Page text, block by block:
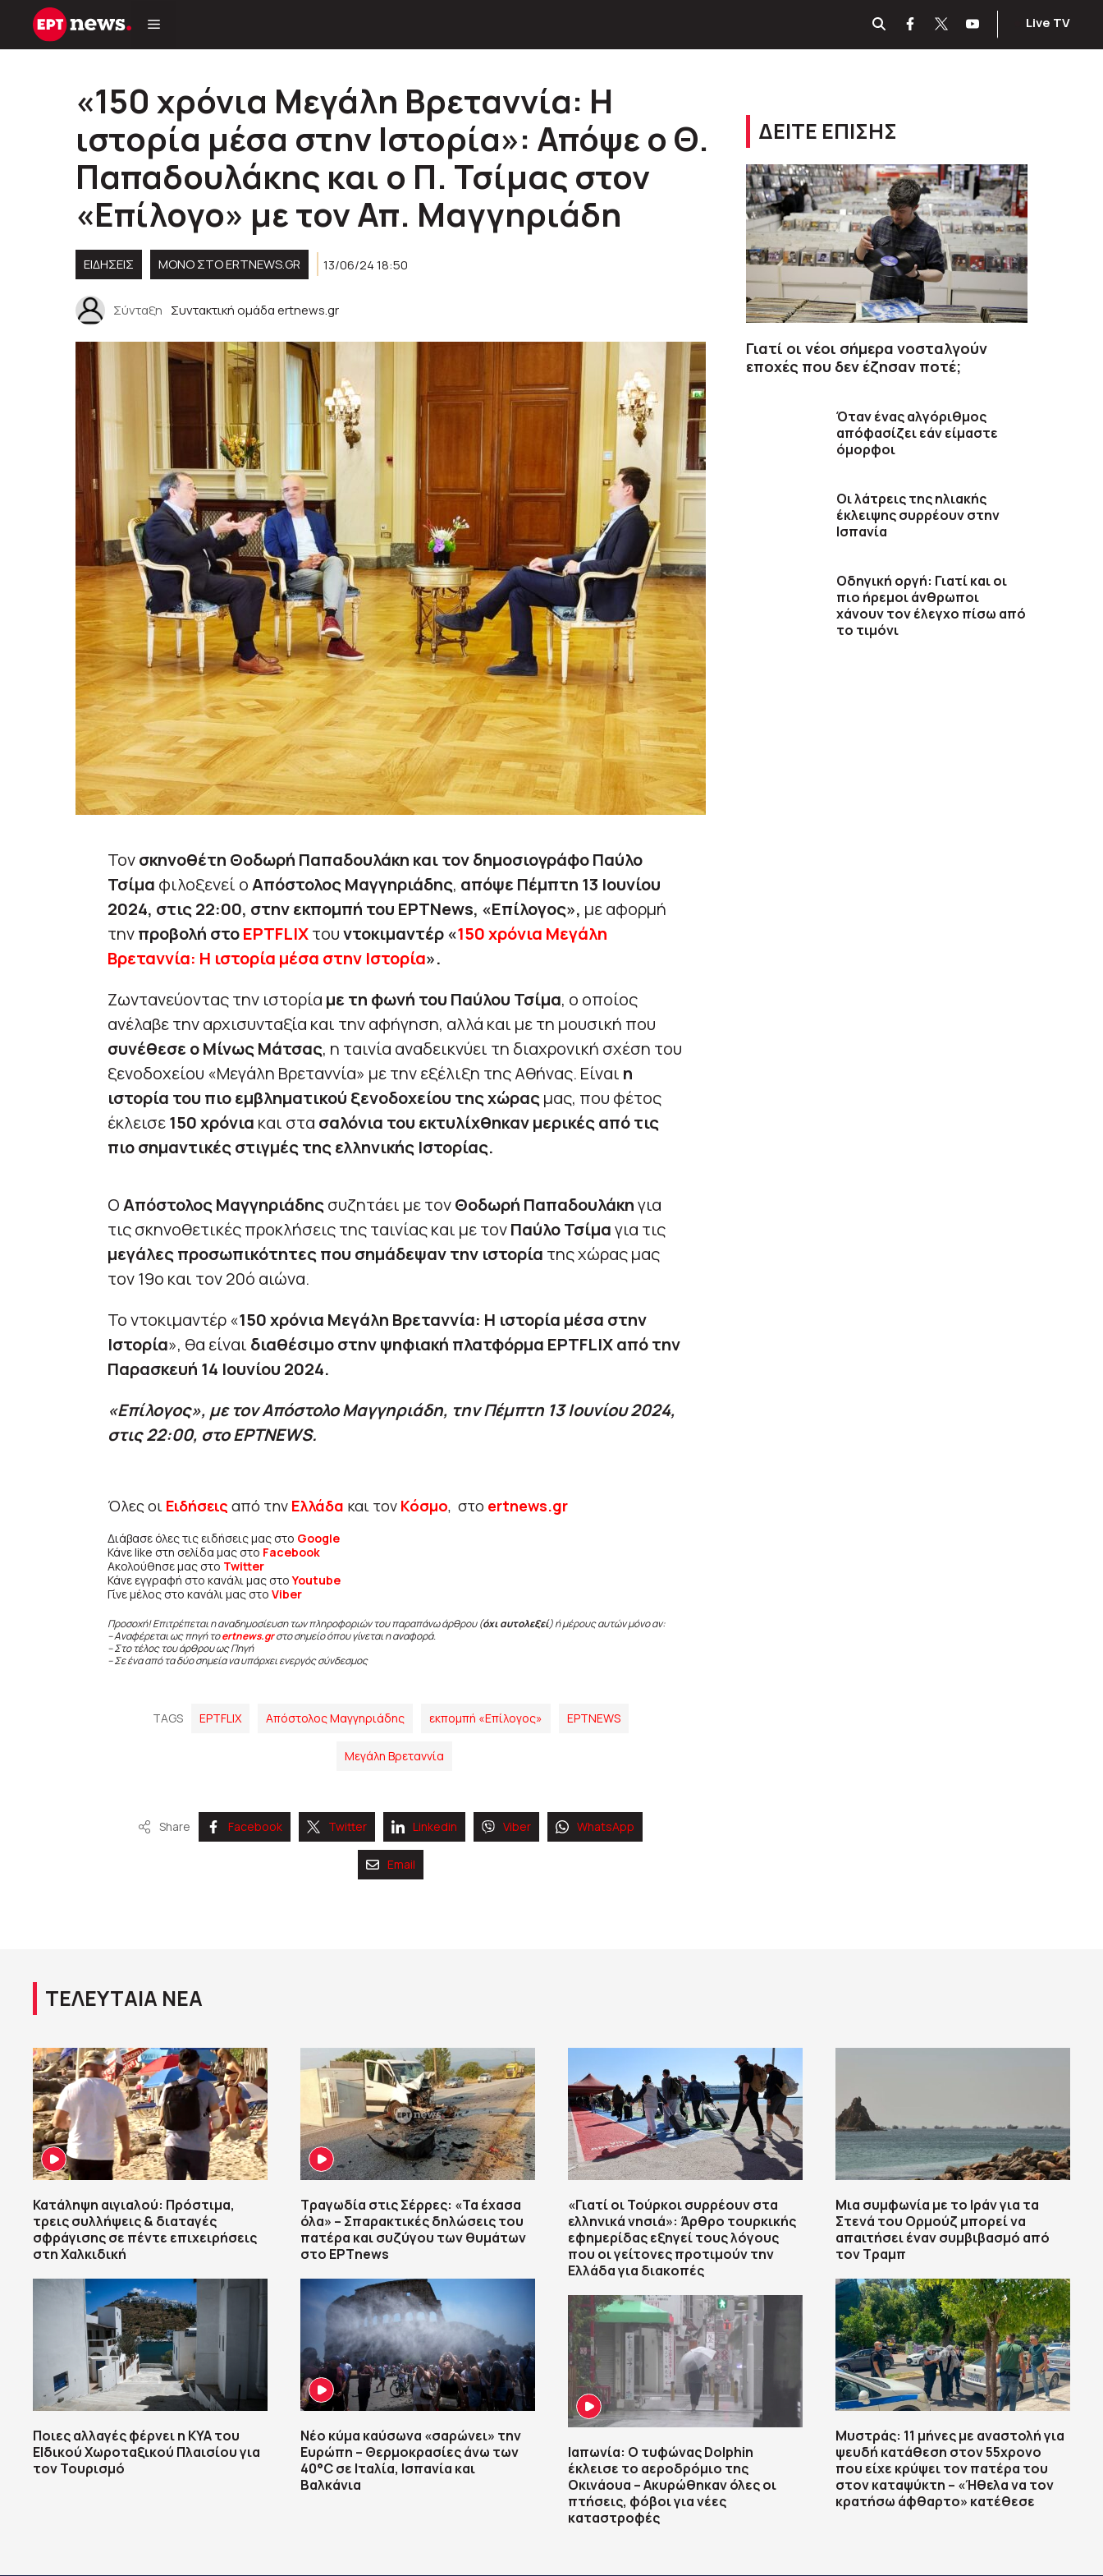
Μετάβαση
Live TV
«150 χρόνια Μεγάλη Βρεταννία: Η
ιστορία μέσα στην Ιστορία»: Απόψε ο Θ.
Παπαδουλάκης και ο Π. Τσίμας στον
«Επίλογο» με τον Απ. Μαγγηριάδη
ΕΙΔΗΣΕΙΣ ΜΟΝΟ ΣΤΟ ERTNEWS.GR 13/06/24 18:50
Σύνταξη Συντακτική ομάδα ertnews.gr
Τονσκηνοθέτη Θοδωρή Παπαδουλάκη και τον δημοσιογράφο Παύλο
Τσίμα φιλοξενεί οΑπόστολος Μαγγηριάδης, απόψε Πέμπτη 13 Ιουνίου
2024, στις 22:00, στην εκπομπή του ΕΡΤNews, «Επίλογος», με αφορμή
τηνπροβολή στοΕΡΤFLIX τουντοκιμαντέρ «150 χρόνια Μεγάλη
Βρεταννία: Η ιστορία μέσα στην Ιστορία».
Ζωντανεύοντας την ιστορία με τη φωνή του Παύλου Τσίμα, ο οποίος
ανέλαβε την αρχισυνταξία και την αφήγηση, αλλά και με τη μουσική που
συνέθεσε ο Μίνως Μάτσας, η ταινία αναδεικνύει τη διαχρονική σχέση του
ξενοδοχείου «Μεγάλη Βρεταννία» με την εξέλιξη της Αθήνας. Είναι η
ιστορία του πιο εμβληματικού ξενοδοχείου της χώραςμας, που φέτος
έκλεισε150 χρόνια και στα σαλόνια του εκτυλίχθηκαν μερικές από τις
πιο σημαντικές στιγμές της ελληνικής Ιστορίας.
ΟΑπόστολος Μαγγηριάδηςσυζητάει με τονΘοδωρή Παπαδουλάκηγια
τις σκηνοθετικές προκλήσεις της ταινίας και με τονΠαύλο Τσίμαγια τις
μεγάλες προσωπικότητες που σημάδεψαν την ιστορία της χώρας μας
τον 19ο και τον 20ό αιώνα.
Το ντοκιμαντέρ «150 χρόνια Μεγάλη Βρεταννία: Η ιστορία μέσα στην
Ιστορία», θα είναι διαθέσιμο στην ψηφιακή πλατφόρμα ΕΡΤFLIX από την
Παρασκευή 14 Ιουνίου 2024.
«Επίλογος», με τον Απόστολο Μαγγηριάδη, την Πέμπτη 13 Ιουνίου 2024,
στις 22:00, στο ΕΡΤΝEWS.
Όλες οι Ειδήσεις από την Ελλάδα και τον Κόσμο, στο ertnews.gr
Διάβασε όλες τις ειδήσεις μας στο Google
Κάνε like στη σελίδα μας στο Facebook
Ακολούθησε μας στο Twitter
Κάνε εγγραφή στο κανάλι μας στοYoutube
Γίνε μέλος στο κανάλι μας στο Viber
Προσοχή! Επιτρέπεται η αναδημοσίευση των πληροφοριών του παραπάνω άρθρου (όχι αυτολεξεί) ή μέρους αυτών μόνο αν:
– Αναφέρεται ως πηγή τοertnews.gr στο σημείο όπου γίνεται η αναφορά.
– Στο τέλος του άρθρου ως Πηγή
– Σε ένα από τα δύο σημεία να υπάρχει ενεργός σύνδεσμος
TAGS EΡΤFLIX Απόστολος Μαγγηριάδης εκπομπή «Επίλογος» ΕΡΤNEWS
Μεγάλη Βρεταννία
Share Facebook Twitter Linkedin Viber WhatsApp
Email
ΔΕΙΤΕ ΕΠΙΣΗΣ
Γιατί οι νέοι σήμερα νοσταλγούν
εποχές που δεν έζησαν ποτέ;
Όταν ένας αλγόριθμος
απόφασίζει εάν είμαστε
όμορφοι
Οι λάτρεις της ηλιακής
έκλειψης συρρέουν στην
Ισπανία
Οδηγική οργή: Γιατί και οι
πιο ήρεμοι άνθρωποι
χάνουν τον έλεγχο πίσω από
το τιμόνι
ΤΕΛΕΥΤΑΙΑ ΝΕΑ
Κατάληψη αιγιαλού: Πρόστιμα,
τρεις συλλήψεις & διαταγές
σφράγισης σε πέντε επιχειρήσεις
στη Χαλκιδική
Ποιες αλλαγές φέρνει η ΚΥΑ του
ΕΙδικού Χωροταξικού Πλαισίου για
τον Τουρισμό
Τραγωδία στις Σέρρες: «Τα έχασα
όλα» – Σπαρακτικές δηλώσεις του
πατέρα και συζύγου των θυμάτων
στο ΕΡΤnews
Νέο κύμα καύσωνα «σαρώνει» την
Ευρώπη – Θερμοκρασίες άνω των
40°C σε Ιταλία, Ισπανία και
Βαλκάνια
«Γιατί οι Τούρκοι συρρέουν στα
ελληνικά νησιά»: Άρθρο τουρκικής
εφημερίδας εξηγεί τους λόγους
που οι γείτονες προτιμούν την
Ελλάδα για διακοπές
Ιαπωνία: Ο τυφώνας Dolphin
έκλεισε το αεροδρόμιο της
Οκινάουα – Ακυρώθηκαν όλες οι
πτήσεις, φόβοι για νέες
καταστροφές
Μια συμφωνία με το Ιράν για τα
Στενά του Ορμούζ μπορεί να
απαιτήσει έναν συμβιβασμό από
τον Τραμπ
Μυστράς: 11 μήνες με αναστολή για
ψευδή κατάθεση στον 55χρονο
που είχε κρύψει τον πατέρα του
στον καταψύκτη – «Ήθελα να τον
κρατήσω άφθαρτο» κατέθεσε